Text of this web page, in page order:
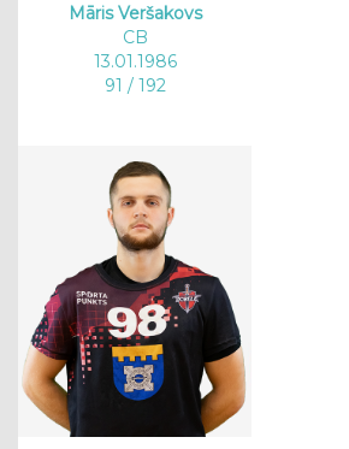
Māris Veršakovs
CB
13.01.1986
91 / 192